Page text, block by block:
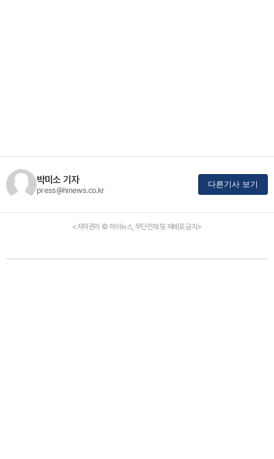
박미소 기자
press@hinews.co.kr
다른기사 보기
<저작권자 © 하이뉴스, 무단전재 및 재배포 금지>